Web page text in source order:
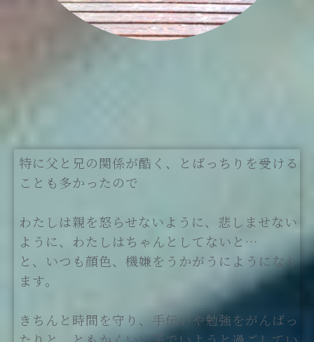
特に父と兄の関係が酷く、とばっちりを受ける
ことも多かったので
わたしは親を怒らせないように、悲しませない
ように、わたしはちゃんとしてないと…
と、いつも顔色、機嫌をうかがうにようになり
ます。
きちんと時間を守り、手伝いや勉強をがんばっ